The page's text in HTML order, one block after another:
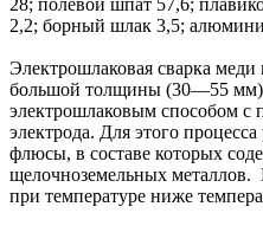
2,2; борный шлак 3,5;
Электрошлаковая сварка
большой толщины (30—55 мм)
электрошлаковым способом с
электрода. Для этого
флюсы, в составе которых
щелочноземельных
при температуре ниже